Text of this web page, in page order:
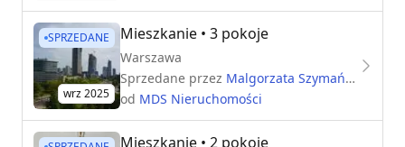
SPRZEDANE
wrz 2025
Mieszkanie • 3 pokoje
Warszawa
Sprzedane przez Malgorzata Szymańska
od MDS Nieruchomości
Mieszkanie • 2 pokoje